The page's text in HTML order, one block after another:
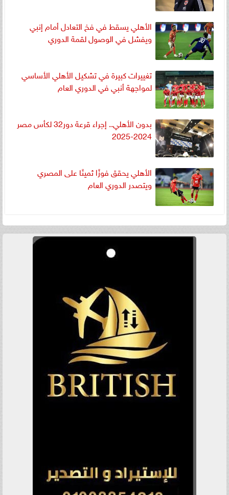
الأهلي يسقط في فخ التعادل أمام إنبي
ويفشل في الوصول لقمة الدوري
تغييرات كبيرة في تشكيل الأهلي الأساسي
لمواجهة أنبي في الدوري العام
بدون الأهلي.. إجراء قرعة دور32 لكأس مصر
2024-2025
الأهلي يحقق فوزًا ثمينًا على المصري
ويتصدر الدوري العام